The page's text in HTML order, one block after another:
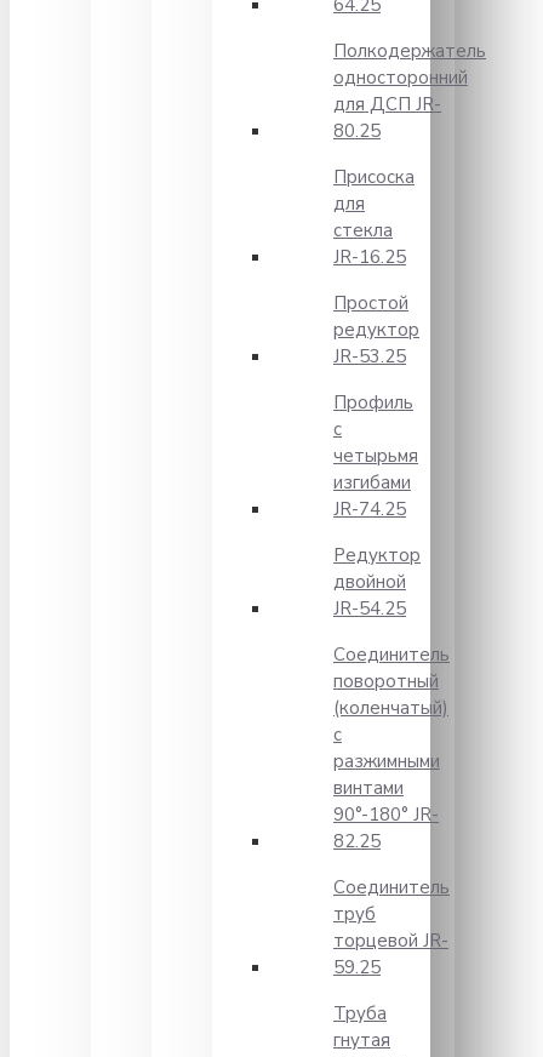
64.25
Полкодержатель
односторонний
для ДСП JR-
80.25
Присоска
для
стекла
JR-16.25
Простой
редуктор
JR-53.25
Профиль
с
четырьмя
изгибами
JR-74.25
Редуктор
двойной
JR-54.25
Соединитель
поворотный
(коленчатый)
с
разжимными
винтами
90°-180° JR-
82.25
Соединитель
труб
торцевой JR-
59.25
Труба
гнутая